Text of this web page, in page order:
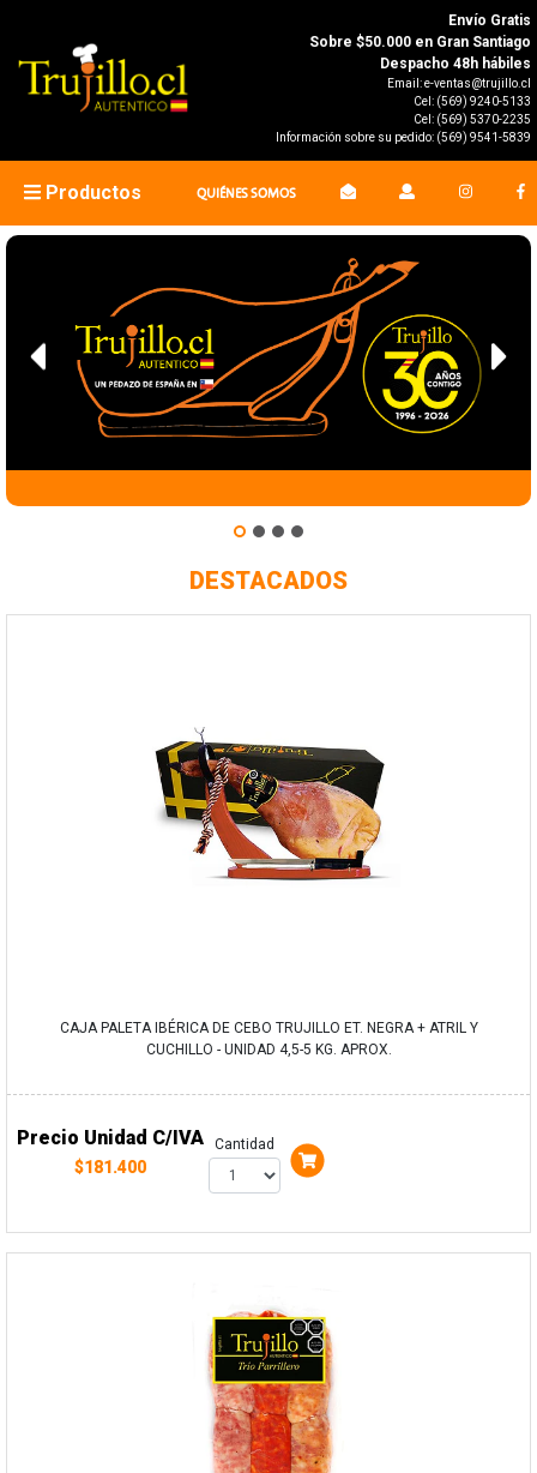
Envío Gratis
Sobre $50.000 en Gran Santiago
Despacho 48h hábiles
Email:e-ventas@trujillo.cl
Cel: (569) 9240-5133
Cel: (569) 5370-2235
Información sobre su pedido: (569) 9541-5839
Productos QUIÉNES SOMOS
Previous
DESTACADOS
CAJA PALETA IBÉRICA DE CEBO TRUJILLO ET. NEGRA + ATRIL Y
CUCHILLO - UNIDAD 4,5-5 KG. APROX.
Precio Unidad C/IVA
$181.400
Cantidad